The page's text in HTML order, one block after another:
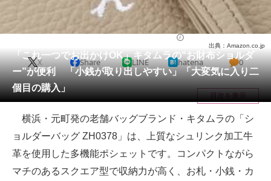
教育・育児
動物 リサーチ
会員記事
メディア
注目記事を集めた総合ページ
ITの今と未来を見通す
スマホと通信の最新トレンド
「これ一つでお出かけOK」キタムラの“お財布ショルダ
ー”が便利 「小銭が取り出しやすい」「大変気に入り二
個目の購入」
出典：Amazon.co.jp
X Share LINE hatena 0
目次を表示
横浜・元町発の老舗バッグブランド・キタムラの「シ
ョルダーバッグ ZH0378」は、上質なシュリンク加工牛
革を使用した多機能ポシェットです。コンパクトながら
マチのあるスクエア型で収納力が高く、お札・小銭・カ